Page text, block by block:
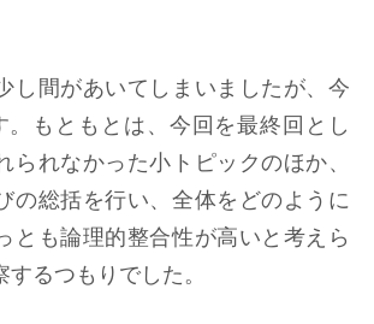
し間があいてしまいましたが、今
。もともとは、今回を最終回とし
られなかった小トピックのほか、
の総括を行い、全体をどのように
とも論理的整合性が高いと考えら
るつもりでした。